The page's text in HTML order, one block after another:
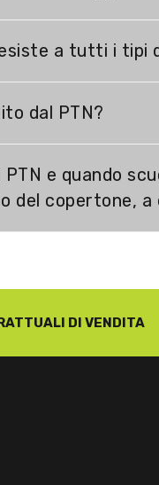
a tutti i tipi
dal PTN?
e quando
del copertone, a
DI VENDITA